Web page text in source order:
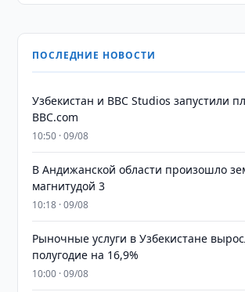
ПОСЛЕДНИЕ НОВОСТИ
Узбекистан и BBC Studios запустили
BBC.com
10:50 · 09/08
В Андижанской области произошло
магнитудой 3
10:18 · 09/08
Рыночные услуги в Узбекистане
полугодие на 16,9%
10:00 · 09/08